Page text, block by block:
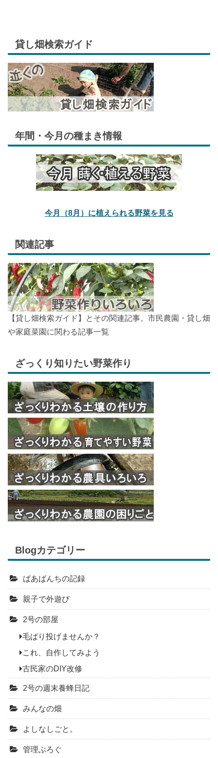
貸し畑検索ガイド
年間・今月の種まき情報
今月（8月）に植えられる野菜を見る
関連記事
【貸し畑検索ガイド】とその関連記事。市民農園・貸し畑
や家庭菜園に関わる記事一覧
ざっくり知りたい野菜作り
Blogカテゴリー
ばあばんちの記録
親子で外遊び
2号の部屋
毛ばり投げませんか？
これ、自作してみよう
古民家のDIY改修
2号の週末養蜂日記
みんなの畑
よしなしごと。
管理ぶろぐ